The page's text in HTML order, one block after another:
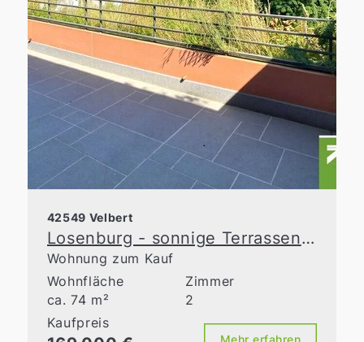
42549 Velbert
Losenburg - sonnige Terrassenwohnung mit herrlichem Panorama ins Grüne
Wohnung zum Kauf
Wohnfläche
ca. 74 m²
Zimmer
2
Kaufpreis
Mehr erfahren